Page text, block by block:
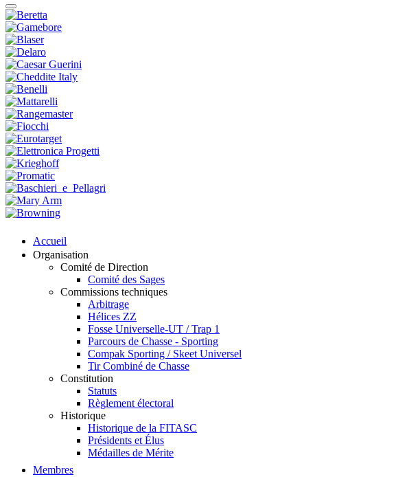
Accueil
Organisation
Comité de Direction
Comité des Sages
Commissions techniques
Arbitrage
Hélices ZZ
Fosse Universelle-UT / Trap 1
Parcours de Chasse - Sporting
Compak Sporting / Skeet Universel
Tir Combiné de Chasse
Constitution
Statuts
Règlement électoral
Historique
Historique de la FITASC
Présidents et Élus
Médailles de Mérite
Membres